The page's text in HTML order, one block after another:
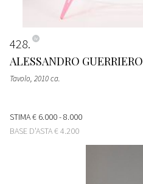
428
ALESSANDRO GUERRIERO
Tavolo, 2010 ca.
STIMA€ 6.000 - 8.000
BASE D'ASTA€ 4.200